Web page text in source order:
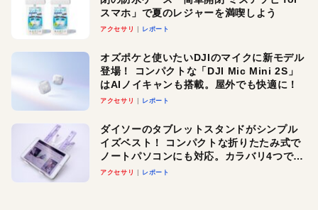
スマホ」で夏のレジャーを満喫しよう
アクセサリ レポート
オズポケと使いたいDJIのマイクに新モデル
登場！ コンパクトな「DJI Mic Mini 2S」
はAIノイキャンも搭載。屋外でも快適に！
アクセサリ レポート
ダイソーのタブレットスタンドがシンプル
イズベスト！ コンパクトな折りたたみ式で
ノートパソコンにも対応。カラバリ4つで選
べる楽しさも
アクセサリ レポート